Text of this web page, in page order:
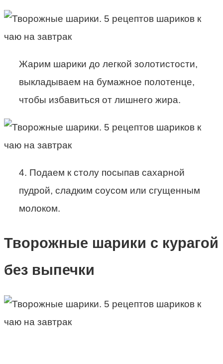
Жарим шарики до легкой золотистости,
выкладываем на бумажное полотенце,
чтобы избавиться от лишнего жира.
4. Подаем к столу посыпав сахарной
пудрой, сладким соусом или сгущенным
молоком.
Творожные шарики с курагой
без выпечки